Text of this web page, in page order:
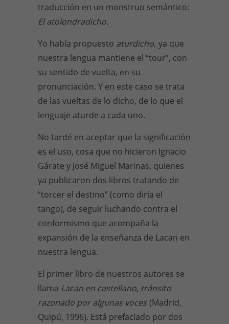
traducción en un monstruo semántico:
El atolondradicho.
Yo había propuesto aturdicho, ya que
nuestra lengua mantiene el “tour”, con
su sentido de vuelta, en su
pronunciación. Y en este caso se trata
de las vueltas de lo dicho, de lo que el
lenguaje aturde a cada uno.
No tardé en aceptar que la significación
es el uso, cosa que no hicieron Ignacio
Gárate y José Miguel Marinas, quienes
ya publicaron dos libros tratando de
“torcer el destino” (como diría el
tango), de seguir luchando contra el
conformismo que acompaña la
expansión de la enseñanza de Lacan en
nuestra lengua.
El primer libro de nuestros autores se
llama Lacan en castellano, tránsito
razonado por algunas voces (Madrid,
Quipú, 1996). Está prefaciado por dos